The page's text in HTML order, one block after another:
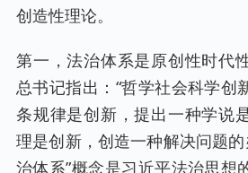
创造性理论。
第一，法治体系是原创性时代
总书记指出：“哲学社会科学创
条规律是创新，提出一种学说
理是创新，创造一种解决问题的
治体系”概念是习近平法治思想